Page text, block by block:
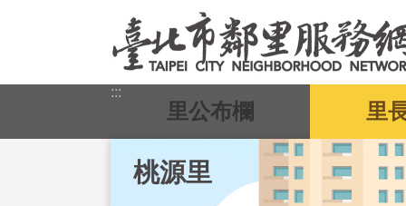
:::
桃源里
里公布欄 里